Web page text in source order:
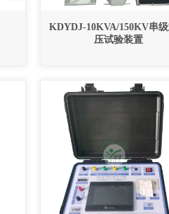
KDYDJ-10KVA/150KV串
压试验装置